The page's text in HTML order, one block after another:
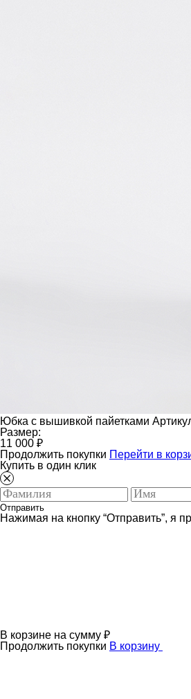
Юбка с вышивкой пайетками
Размер:
11 000 ₽
Продолжить покупки Перейти в
Купить в один клик
Отправить
Нажимая на кнопку “Отправить”, я
В корзине на сумму ₽
Продолжить покупки В корзину